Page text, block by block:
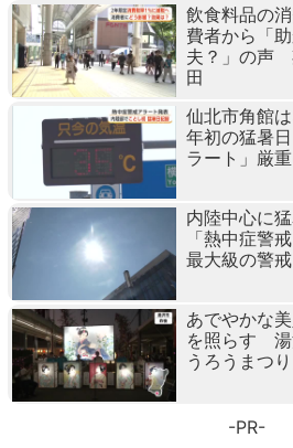
飲食料品の
費者から「
夫？」の声
田
仙北市角館
年初の猛暑
ラート」厳
内陸中心に
「熱中症警
最大級の警
あでやかな
を照らす 湯
うろうまつ
-PR-